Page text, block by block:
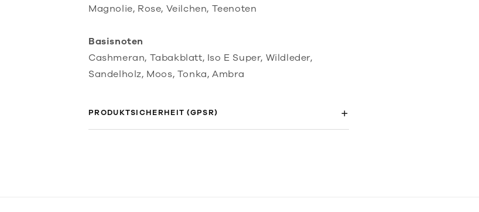
Magnolie, Rose, Veilchen, Teenoten
Basisnoten
Cashmeran, Tabakblatt, Iso E Super, Wildleder,
Sandelholz, Moos, Tonka, Ambra
PRODUKTSICHERHEIT (GPSR)